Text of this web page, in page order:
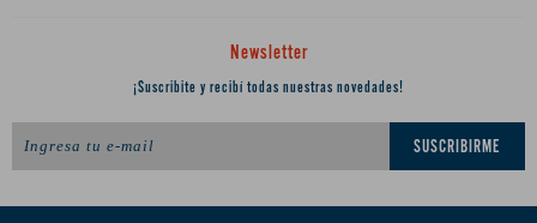
Newsletter
¡Suscribite y recibí todas nuestras novedades!
SUSCRIBIRME